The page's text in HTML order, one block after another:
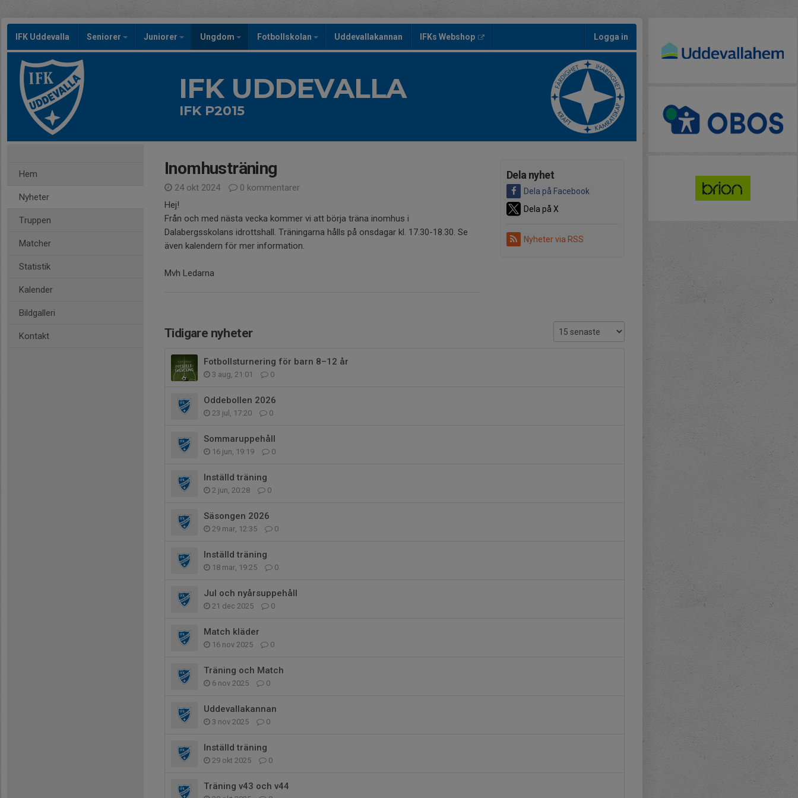
IFK Uddevalla Seniorer Juniorer Ungdom Fotbollskolan Uddevallakannan IFKs Webshop Logga in
IFK UDDEVALLA
IFK P2015
Hem
Nyheter
Truppen
Matcher
Statistik
Kalender
Bildgalleri
Kontakt
Dela nyhet
Dela på Facebook
Dela på X
Nyheter via RSS
Inomhusträning
24 okt 2024
0 kommentarer
Hej!
Från och med nästa vecka kommer vi att börja träna inomhus i
Dalabergsskolans idrottshall. Träningarna hålls på onsdagar kl. 17.30-18.30. Se
även kalendern för mer information.
Mvh Ledarna
Tidigare nyheter
Fotbollsturnering för barn 8–12 år
3 aug, 21:01 0
Oddebollen 2026
23 jul, 17:20 0
Sommaruppehåll
16 jun, 19:19 0
Inställd träning
2 jun, 20:28 0
Säsongen 2026
29 mar, 12:35 0
Inställd träning
18 mar, 19:25 0
Jul och nyårsuppehåll
21 dec 2025 0
Match kläder
16 nov 2025 0
Träning och Match
6 nov 2025 0
Uddevallakannan
3 nov 2025 0
Inställd träning
29 okt 2025 0
Träning v43 och v44